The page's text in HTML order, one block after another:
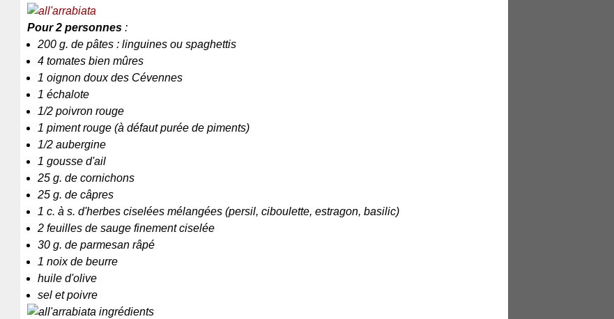
Pour 2 personnes :
200 g. de pâtes : linguines ou spaghettis
4 tomates bien mûres
1 oignon doux des Cévennes
1 échalote
1/2 poivron rouge
1 piment rouge (à défaut purée de piments)
1/2 aubergine
1 gousse d'ail
25 g. de cornichons
25 g. de câpres
1 c. à s. d'herbes ciselées mélangées (persil, ciboulette, estragon, basilic)
2 feuilles de sauge finement ciselée
30 g. de parmesan râpé
1 noix de beurre
huile d'olive
sel et poivre